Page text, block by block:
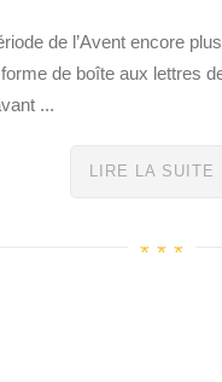
de l’Avent encore
de boîte aux lettres
...
LIRE LA SUITE